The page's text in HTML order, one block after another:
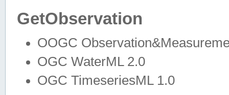
GetObservation
OOGC
OGC WaterML 2.0
OGC TimeseriesML 1.0